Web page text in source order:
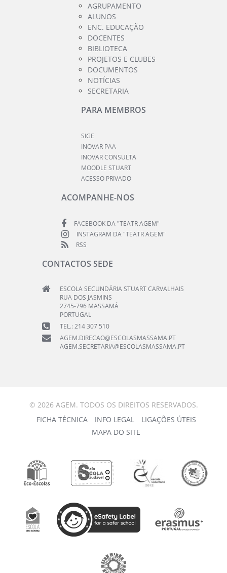
AGRUPAMENTO
ALUNOS
ENC. EDUCAÇÃO
DOCENTES
BIBLIOTECA
PROJETOS E CLUBES
DOCUMENTOS
NOTÍCIAS
SECRETARIA
PARA MEMBROS
SIGE
INOVAR PAA
INOVAR CONSULTA
MOODLE STUART
ACESSO PRIVADO
ACOMPANHE-NOS
FACEBOOK DA "TEATR AGEM"
INSTAGRAM DA "TEATR AGEM"
RSS
CONTACTOS SEDE
ESCOLA SECUNDÁRIA STUART CARVALHAIS
RUA DOS JASMINS
2745-796 MASSAMÁ
PORTUGAL
TEL.: 214 307 510
AGEM.DIRECAO@ESCOLASMASSAMA.PT
AGEM.SECRETARIA@ESCOLASMASSAMA.PT
© 2026 AGEM. TODOS OS DIREITOS RESERVADOS.
FICHA TÉCNICA
INFO LEGAL
LIGAÇÕES ÚTEIS
MAPA DO SITE